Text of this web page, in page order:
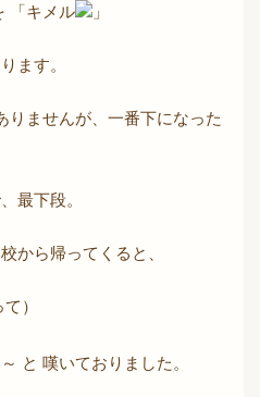
「キメル 」
ます。
りませんが、一番下になった
最下段。
から帰ってくると、
）
と 嘆いておりました。